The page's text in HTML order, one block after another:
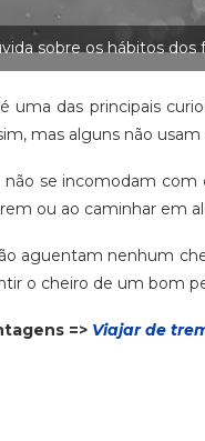
sobre os hábitos
uma das principais
mas alguns não usam
se incomodam
ou ao caminhar em
aguentam nenhum
o cheiro de um bom
=> Viajar de